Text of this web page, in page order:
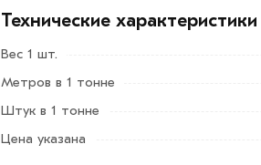
Технические характеристики
Вес 1 шт.
Метров в 1 тонне
Штук в 1 тонне
Цена указана